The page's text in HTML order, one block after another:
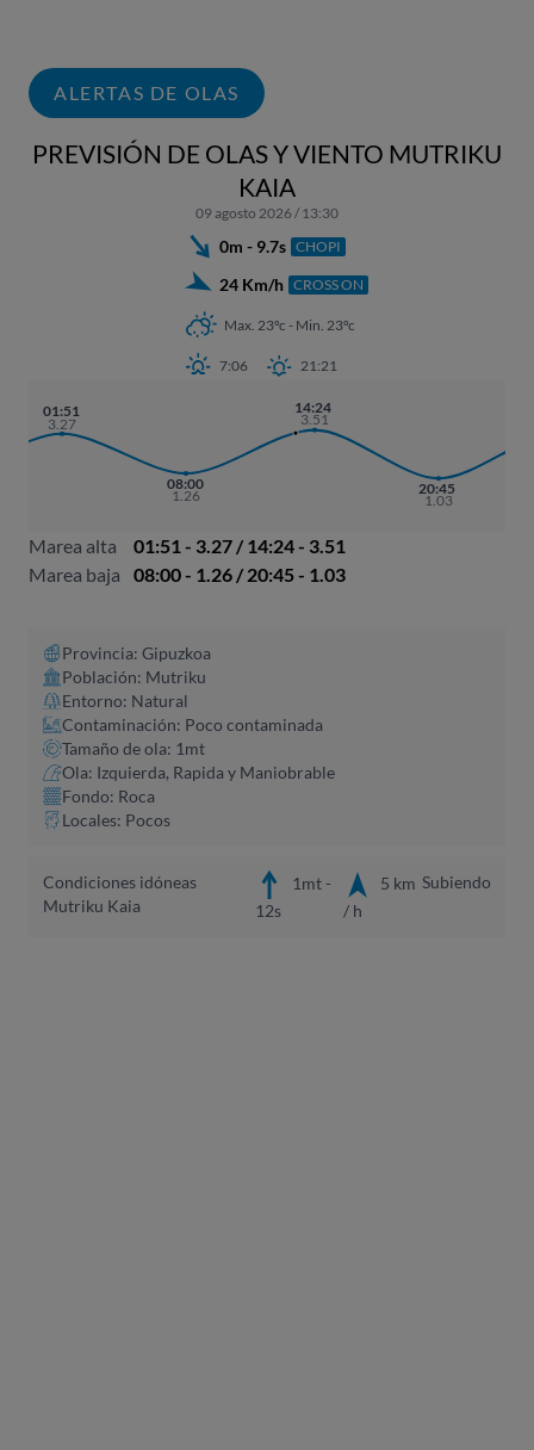
ALERTAS DE OLAS
PREVISIÓN DE OLAS Y VIENTO MUTRIKU
KAIA
09 agosto 2026 / 13:30
0m - 9.7s CHOPI
24 Km/h CROSS ON
Max. 23ºc - Min. 23ºc
7:06 21:21
01:51
3.27
08:00
1.26
14:24
3.51
20:45
1.03
Marea alta
01:51 - 3.27 / 14:24 - 3.51
Marea baja
08:00 - 1.26 / 20:45 - 1.03
Provincia: Gipuzkoa
Población: Mutriku
Entorno: Natural
Contaminación: Poco contaminada
Tamaño de ola: 1mt
Ola: Izquierda, Rapida y Maniobrable
Fondo: Roca
Locales: Pocos
Condiciones idóneas
Mutriku Kaia
1mt -
12s
5 km
/ h
Subiendo